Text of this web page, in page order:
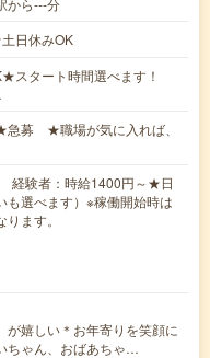
から---分
日休みOK
スタート時間選べます！
募 ★職場が気に入れば、
経験者：時給1400円～★日
も選べます）※稼働開始時は
ます。
が嬉しい＊お年寄りを笑顔に
ちゃん、おばあちゃ…